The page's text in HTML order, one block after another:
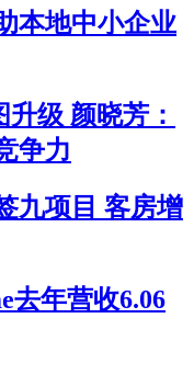
本地中小企业
级 颜晓芳：
争力
九项目 客房增
去年营收6.06